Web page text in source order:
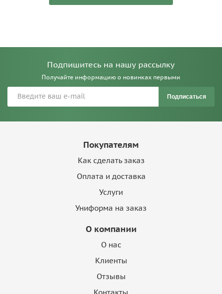
Подпишитесь на нашу рассылку
Получайте информацию о новинках первыми
Подписаться
Покупателям
Как сделать заказ
Оплата и доставка
Услуги
Униформа на заказ
О компании
О нас
Клиенты
Отзывы